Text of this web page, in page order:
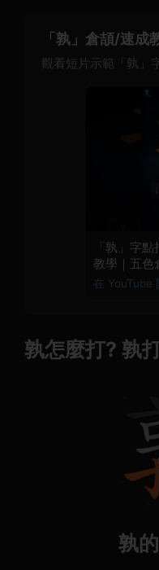
「孰」倉頡/速成
觀看短片示範「孰」
「孰」字
教學｜五色
在 YouTube
孰怎麼打? 孰
孰